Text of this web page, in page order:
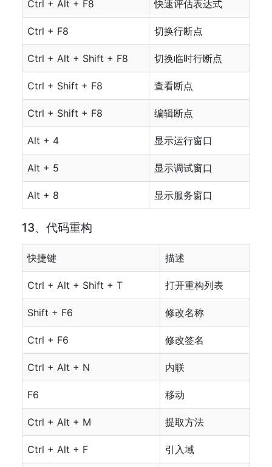
Ctrl + Alt + F8 快速评估表达式
Ctrl + F8 切换行断点
Ctrl + Alt + Shift + F8 切换临时行断点
Ctrl + Shift + F8 查看断点
Ctrl + Shift + F8 编辑断点
Alt + 4 显示运行窗口
Alt + 5 显示调试窗口
Alt + 8 显示服务窗口
13、代码重构
快捷键 描述
Ctrl + Alt + Shift + T 打开重构列表
Shift + F6 修改名称
Ctrl + F6 修改签名
Ctrl + Alt + N 内联
F6 移动
Ctrl + Alt + M 提取方法
Ctrl + Alt + F 引入域